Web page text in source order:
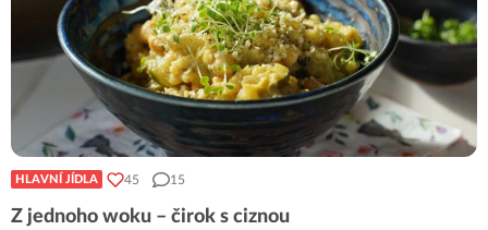
HLAVNÍ JÍDLA 45 15
Z jednoho woku – čirok s ciznou